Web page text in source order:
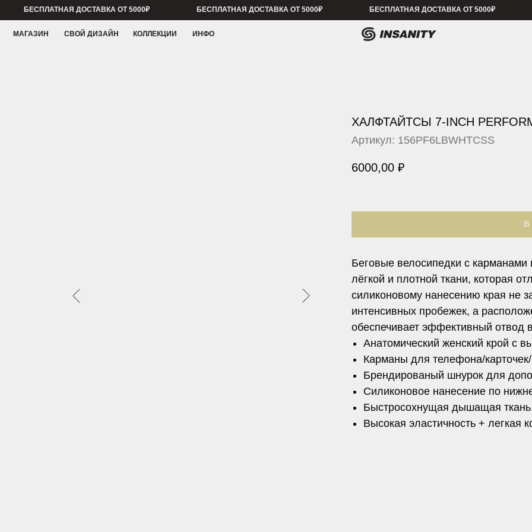
МАГАЗИН
БЕСПЛАТНАЯ ДОСТАВКА ОТ 5000₽
СВОЙ ДИЗАЙН ИНФО
КОЛЛЕКЦИИ
БЕСПЛАТНАЯ ДОСТАВКА ОТ 5000₽ БЕСПЛАТНАЯ ДОСТАВКА ОТ 5000₽ БЕСПЛАТНАЯ
ХАЛФТАЙТСЫ 7-INCH
Артикул: 156PF6LBWHTCSS
6000,00 ₽
В
Беговые велосипедки с
лёгкой и плотной ткани, которая
силиконовому нанесению края не
интенсивных пробежек, а
обеспечивает эффективный отвод
Анатомический женский крой с
Карманы для телефона/
Брендированый шнурок для
Силиконовое нанесение по
Быстросохнущая дышащая
Высокая эластичность + легкая